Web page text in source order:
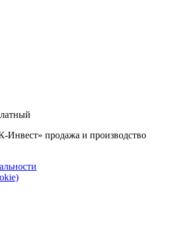
продажа и производство